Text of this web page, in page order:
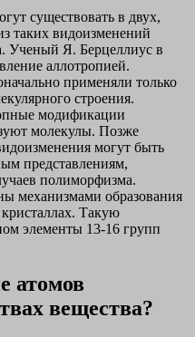
существовать в двух,
таких видоизменений
Ученый Я. Берцеллиус в
аллотропией.
применяли только
строения.
модификации
молекулы. Позже
могут быть
представлениям,
полиморфизма.
механизмами образования
Такую
элементы 13-16 групп
атомов
вещества?